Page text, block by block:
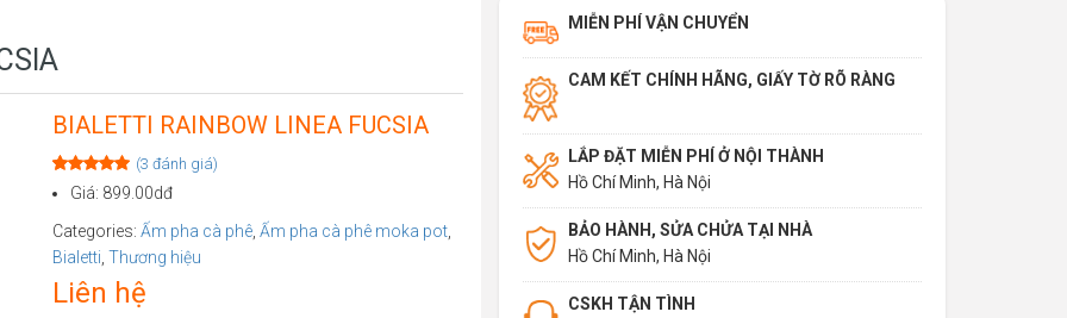
BIALETTI RAINBOW LINEA FUCSIA
Rated5.00
based on
3
customer
ratings
(3 đánh giá)
Giá: 899.00dđ
Categories: Ấm pha cà phê Ấm pha cà phê moka pot
Bialetti Thương hiệu
Liên hệ
MIỄN PHÍ VẬN CHUYỂN
CAM KẾT CHÍNH HÃNG, GIẤY TỜ RÕ RÀNG
LẮP ĐẶT MIỄN PHÍ Ở NỘI THÀNH
Hồ Chí Minh, Hà Nội
BẢO HÀNH, SỬA CHỬA TẠI NHÀ
Hồ Chí Minh, Hà Nội
CSKH TẬN TÌNH